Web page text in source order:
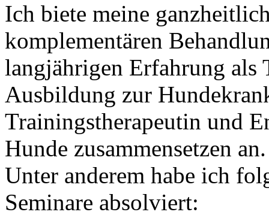
Ich biete meine
komplementären
langjährigen Erfahrung als
Ausbildung zur
Trainingstherapeutin und
Hunde zusammensetzen an.
Unter anderem habe ich
Seminare absolviert: